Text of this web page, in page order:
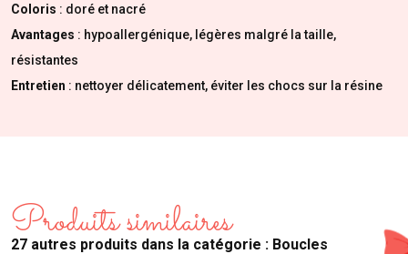
Coloris : doré et nacré
Avantages : hypoallergénique, légères malgré la taille,
résistantes
Entretien : nettoyer délicatement, éviter les chocs sur la résine
Produits similaires
27 autres produits dans la catégorie : Boucles